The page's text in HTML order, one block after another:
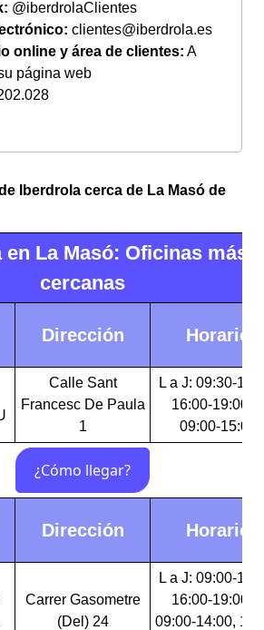
@iberdrolaClientes
clientes@iberdrola.es
online y área de clientes: A
página web
Iberdrola cerca de La Masó de
La Masó: Oficinas más
cercanas
Dirección Horario
Calle Sant
Francesc De Paula
1
L a J: 09:30-
16:00-19:00 V:
09:00-15:00
Dirección Horario
Carrer Gasometre
(Del) 24
L a J: 09:00-
16:00-19:00 V:
09:00-14:00,